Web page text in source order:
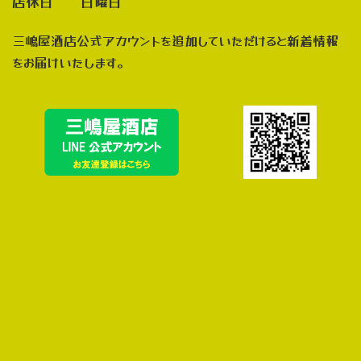
三嶋屋酒店公式アカウントを追加していただけると新着情報
をお届けいたします。